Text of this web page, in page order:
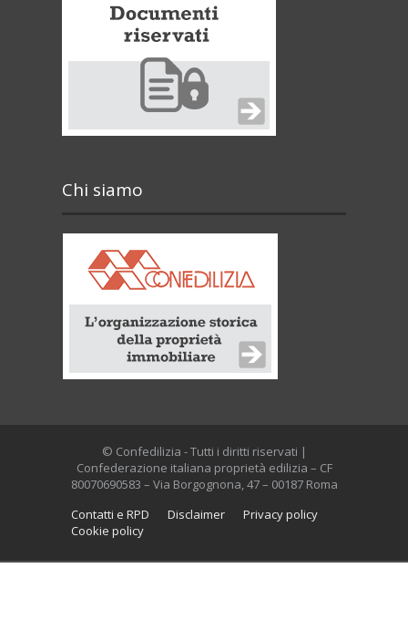
Chi siamo
© Confedilizia - Tutti i diritti riservati |
Confederazione italiana proprietà edilizia – CF
80070690583 – Via Borgognona, 47 – 00187 Roma
Contatti e RPD
Disclaimer
Privacy policy
Cookie policy